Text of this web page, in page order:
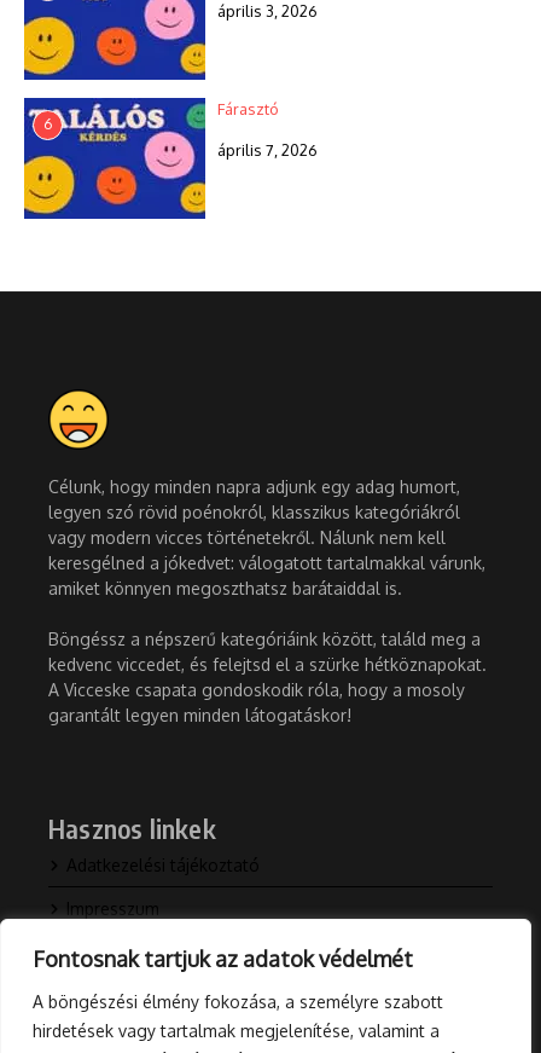
Fontosnak tartjuk az adatok védelmét
A böngészési élmény fokozása, a személyre szabott
hirdetések vagy tartalmak megjelenítése, valamint a
április 3, 2026
6
Fárasztó
április 7, 2026
Célunk, hogy minden napra adjunk egy adag humort,
legyen szó rövid poénokról, klasszikus kategóriákról
vagy modern vicces történetekről. Nálunk nem kell
keresgélned a jókedvet: válogatott tartalmakkal várunk,
amiket könnyen megoszthatsz barátaiddal is.
Böngéssz a népszerű kategóriáink között, találd meg a
kedvenc viccedet, és felejtsd el a szürke hétköznapokat.
A Vicceske csapata gondoskodik róla, hogy a mosoly
garantált legyen minden látogatáskor!
Hasznos linkek
Adatkezelési tájékoztató
Impresszum
Kapcsolat
Rólunk
Blog